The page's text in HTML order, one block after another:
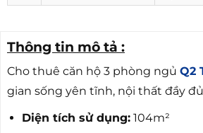
Thông tin mô tả :
Cho thuê căn hộ 3 phòng ngủ Q2
gian sống yên tĩnh, nội thất đầy đủ
Diện tích sử dụng:104m²